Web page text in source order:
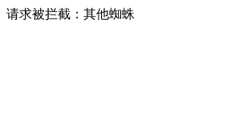
请求被拦截：其他蜘蛛